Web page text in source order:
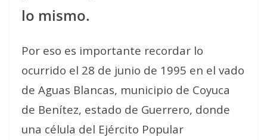
lo mismo.
Por eso es importante recordar lo
ocurrido el 28 de junio de 1995 en el vado
de Aguas Blancas, municipio de Coyuca
de Benítez, estado de Guerrero, donde
una célula del Ejército Popular